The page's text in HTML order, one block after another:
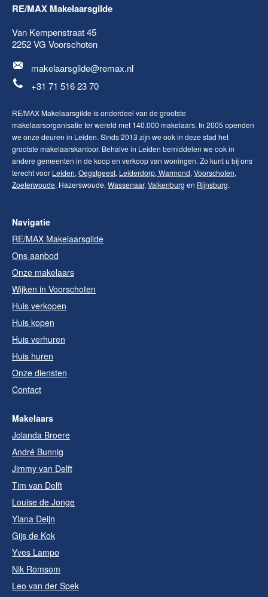
RE/MAX Makelaarsgilde
Van Kempenstraat 45
2252 VG Voorschoten
makelaarsgilde@remax.nl
+31 71 516 23 70
RE/MAX Makelaarsgilde is onderdeel van de grootste
makelaarsorganisatie ter wereld met 140.000 makelaars. In 2005 openden
we onze deuren in Leiden. Sinds 2013 zijn we ook in deze stad het
grootste makelaarskantoor. Behalve in Leiden bemiddelen we ook in
andere gemeenten in de koop en verkoop van woningen. Zo kunt u bij ons
terecht voor Leiden, Oegstgeest, Leiderdorp, Warmond, Voorschoten,
Zoeterwoude, Hazerswoude, Wassenaar, Valkenburg en Rijnsburg.
Navigatie
RE/MAX Makelaarsgilde
Ons aanbod
Onze makelaars
Wijken in Voorschoten
Huis verkopen
Huis kopen
Huis verhuren
Huis huren
Onze diensten
Contact
Makelaars
Jolanda Broere
André Bunnig
Jimmy van Delft
Tim van Delft
Louise de Jonge
Ylana Deijn
Gijs de Kok
Yves Lampo
Nik Romsom
Leo van der Spek